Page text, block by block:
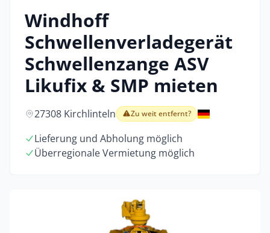
Windhoff
Schwellenverladegerät
Schwellenzange ASV
Likufix & SMP mieten
27308 Kirchlinteln Zu weit entfernt?
Lieferung und Abholung möglich
Überregionale Vermietung möglich